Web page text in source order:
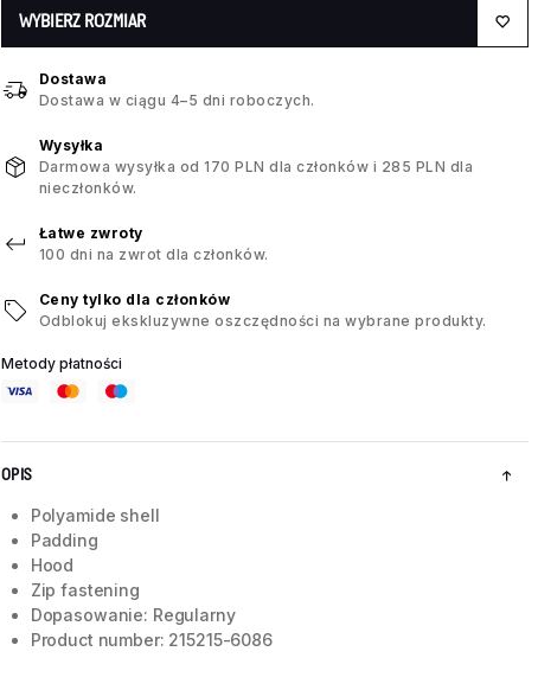
WYBIERZ ROZMIAR
Dostawa
Dostawa w ciągu 4–5 dni roboczych.
Wysyłka
Darmowa wysyłka od 170 PLN dla członków i 285 PLN dla
nieczłonków.
Łatwe zwroty
100 dni na zwrot dla członków.
Ceny tylko dla członków
Odblokuj ekskluzywne oszczędności na wybrane produkty.
Metody płatności
OPIS
Polyamide shell
Padding
Hood
Zip fastening
Dopasowanie: Regularny
Product number: 215215-6086